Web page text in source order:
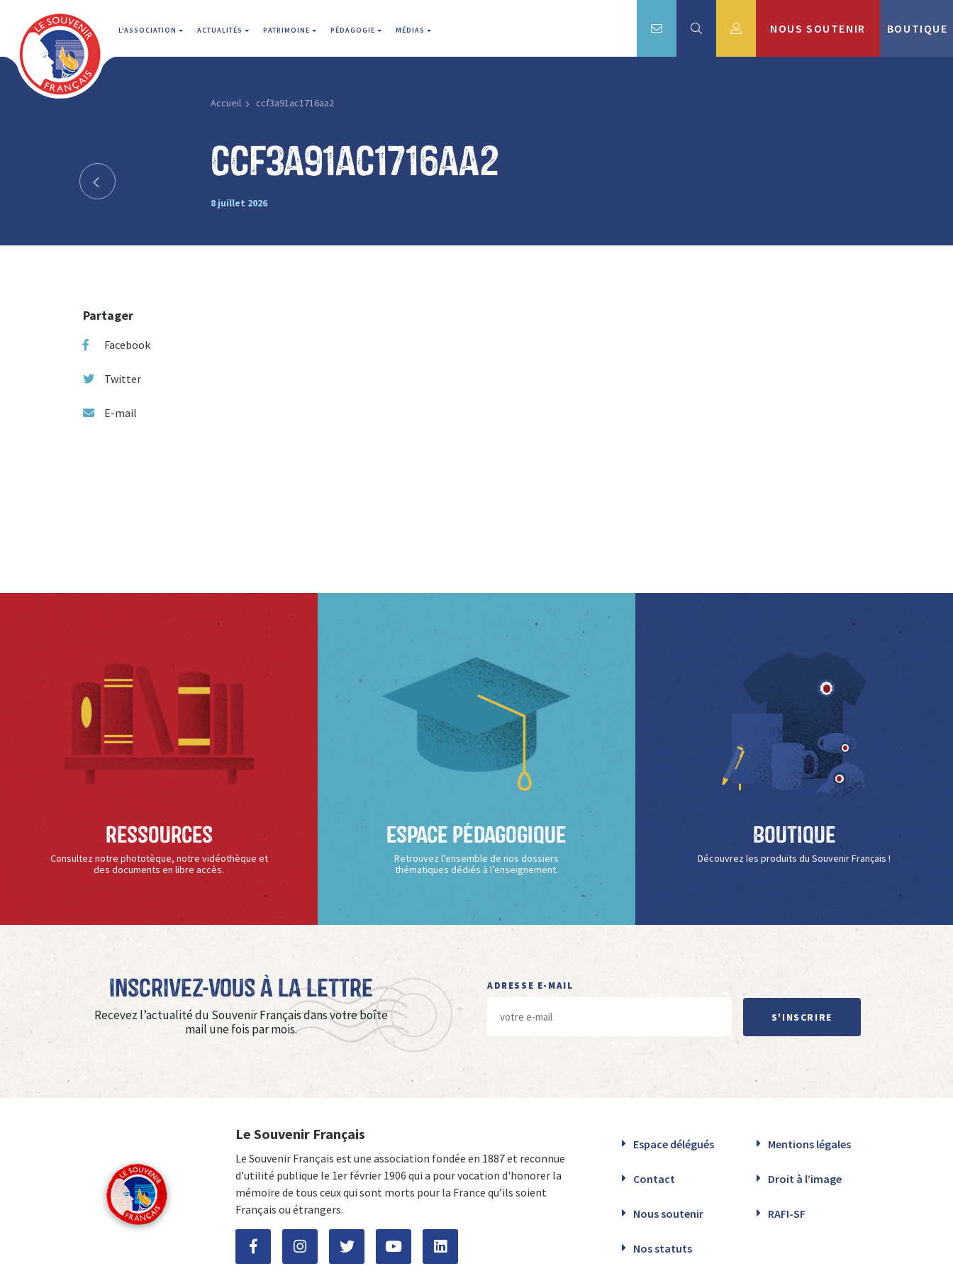
L'ASSOCIATION ACTUALITÉS PATRIMOINE PÉDAGOGIE MÉDIAS NOUS SOUTENIR BOUTIQUE
Accueil ccf3a91ac1716aa2
ccf3a91ac1716aa2
8 juillet 2026
Partager
Facebook
Twitter
E-mail
Ressources
Consultez notre phototèque, notre vidéothèque et
des documents en libre accès.
Espace Pédagogique
Retrouvez l’ensemble de nos dossiers
thématiques dédiés à l’enseignement.
Boutique
Découvrez les produits du Souvenir Français !
Inscrivez-vous à La Lettre
Recevez l’actualité du Souvenir Français dans votre boîte
mail une fois par mois.
ADRESSE E-MAIL
S'INSCRIRE
Le Souvenir Français
Le Souvenir Français est une association fondée en 1887 et reconnue
d’utilité publique le 1er février 1906 qui a pour vocation d'honorer la
mémoire de tous ceux qui sont morts pour la France qu’ils soient
Français ou étrangers.
Espace délégués Mentions légales
Contact Droit à l’image
Nous soutenir RAFI-SF
Nos statuts